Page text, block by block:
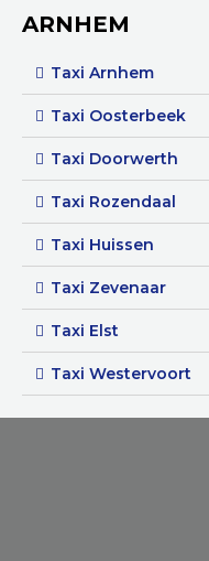
ARNHEM
Taxi Arnhem
Taxi Oosterbeek
Taxi Doorwerth
Taxi Rozendaal
Taxi Huissen
Taxi Zevenaar
Taxi Elst
Taxi Westervoort